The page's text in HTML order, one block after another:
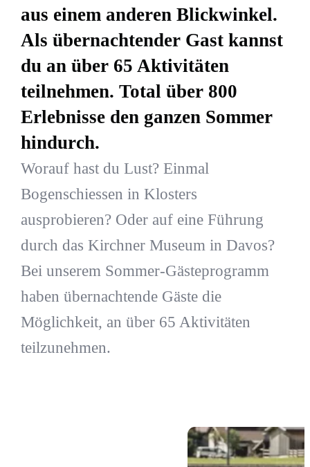
aus einem anderen Blickwinkel.
Als übernachtender Gast kannst
du an über 65 Aktivitäten
teilnehmen. Total über 800
Erlebnisse den ganzen Sommer
hindurch.
Worauf hast du Lust? Einmal
Bogenschiessen in Klosters
ausprobieren? Oder auf eine Führung
durch das Kirchner Museum in Davos?
Bei unserem Sommer-Gästeprogramm
haben übernachtende Gäste die
Möglichkeit, an über 65 Aktivitäten
teilzunehmen.